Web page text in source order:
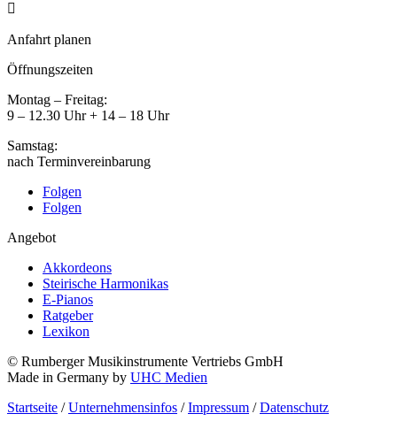

Anfahrt planen
Öffnungszeiten
Montag – Freitag:
9 – 12.30 Uhr + 14 – 18 Uhr
Samstag:
nach Terminvereinbarung
Folgen
Folgen
Angebot
Akkordeons
Steirische Harmonikas
E-Pianos
Ratgeber
Lexikon
© Rumberger Musikinstrumente Vertriebs GmbH
Made in Germany by UHC Medien
Startseite / Unternehmensinfos / Impressum / Datenschutz